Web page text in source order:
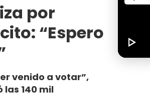
por
“Espero
venido a votar”,
140 mil